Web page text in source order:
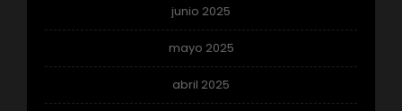
junio 2025
mayo 2025
abril 2025